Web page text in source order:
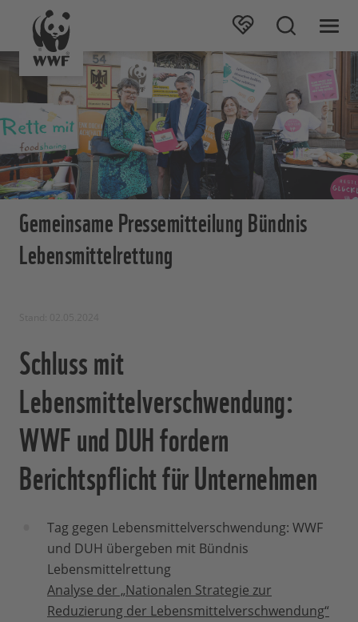
Gemeinsame Pressemitteilung Bündnis
Lebensmittelrettung
Schluss mit
Lebensmittelverschwendung:
WWF und DUH fordern
Berichtspflicht für Unternehmen
Tag gegen Lebensmittelverschwendung: WWF
und DUH übergeben mit Bündnis
Lebensmittelrettung
Analyse der „Nationalen Strategie zur
Reduzierung der Lebensmittelverschwendung“